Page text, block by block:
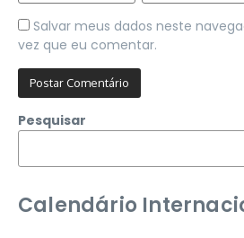
Salvar meus dados neste
vez que eu comentar.
Pesquisar
Calendário